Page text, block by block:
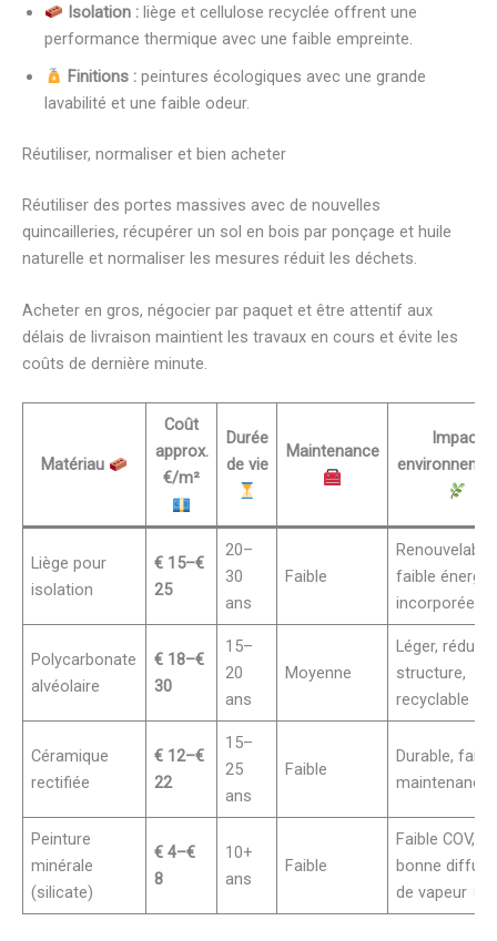
Isolation :liège et cellulose recyclée offrent une
performance thermique avec une faible empreinte.
Finitions :peintures écologiques avec une grande
lavabilité et une faible odeur.
Réutiliser, normaliser et bien acheter
Réutiliser des portes massives avec de nouvelles
quincailleries, récupérer un sol en bois par ponçage et huile
naturelle et normaliser les mesures réduit les déchets.
Acheter en gros, négocier par paquet et être attentif aux
délais de livraison maintient les travaux en cours et évite les
coûts de dernière minute.
Matériau
Coût
approx.
€/m²
Durée
de vie
Maintenance
Impact
Liège pour
isolation
€ 15–€
25
20–
30
ans
Faible
Renouvelable,
faible énergie
incorporée
Polycarbonate
alvéolaire
€ 18–€
30
15–
20
ans
Moyenne
Léger, réduit
structure,
recyclable
Céramique
rectifiée
€ 12–€
22
15–
25
ans
Faible
Durable,
maintenance
Peinture
minérale
(silicate)
€ 4–€
8
10+
ans
Faible
Faible COV,
bonne
de vapeur